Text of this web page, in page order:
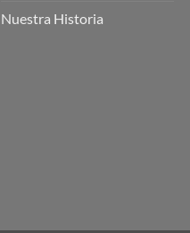
Nuestra Historia